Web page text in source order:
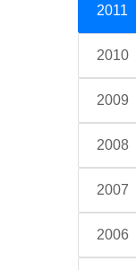
2011
2010
2009
2008
2007
2006